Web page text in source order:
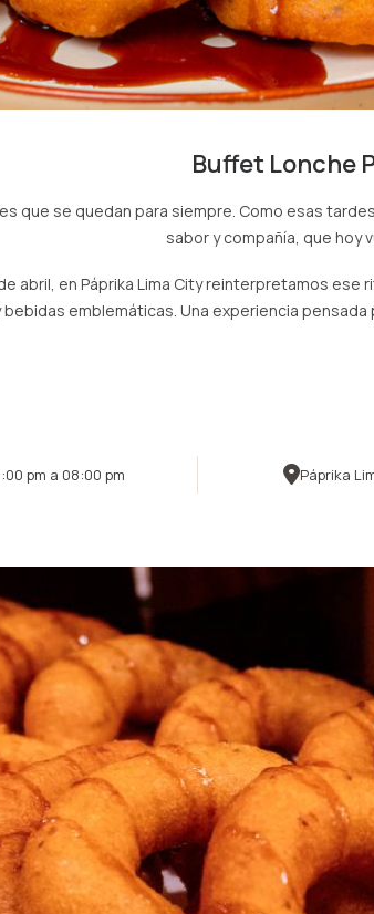
Buffet Lonche
que se quedan para siempre. Como esas
sabor y compañía, que hoy
abril, en Páprika Lima City reinterpretamos ese
emblemáticas. Una experiencia
pm a 08:00 pm Páprika